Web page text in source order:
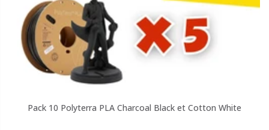
Pack 10 Polyterra PLA Charcoal Black et Cotton White